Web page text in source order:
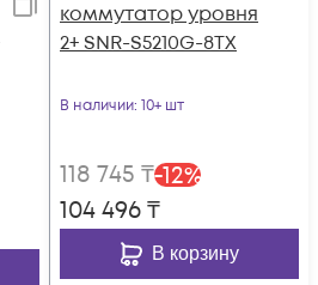
коммутатор уровня
2+ SNR-S5210G-8TX
В наличии: 10+ шт
118 745 ₸-12%
104 496₸
В корзину